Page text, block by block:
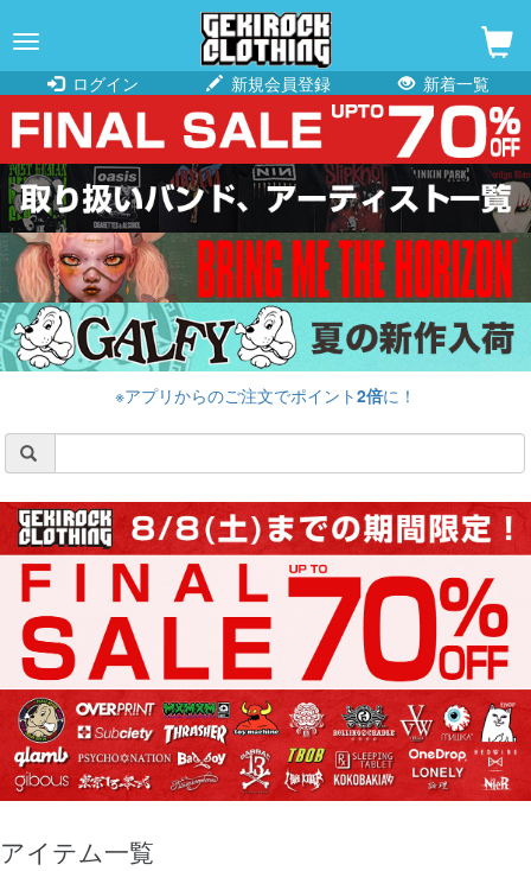
navigation
ログイン
新規会員登録 新着一覧
※アプリからのご注文でポイント2倍に！
アイテム一覧